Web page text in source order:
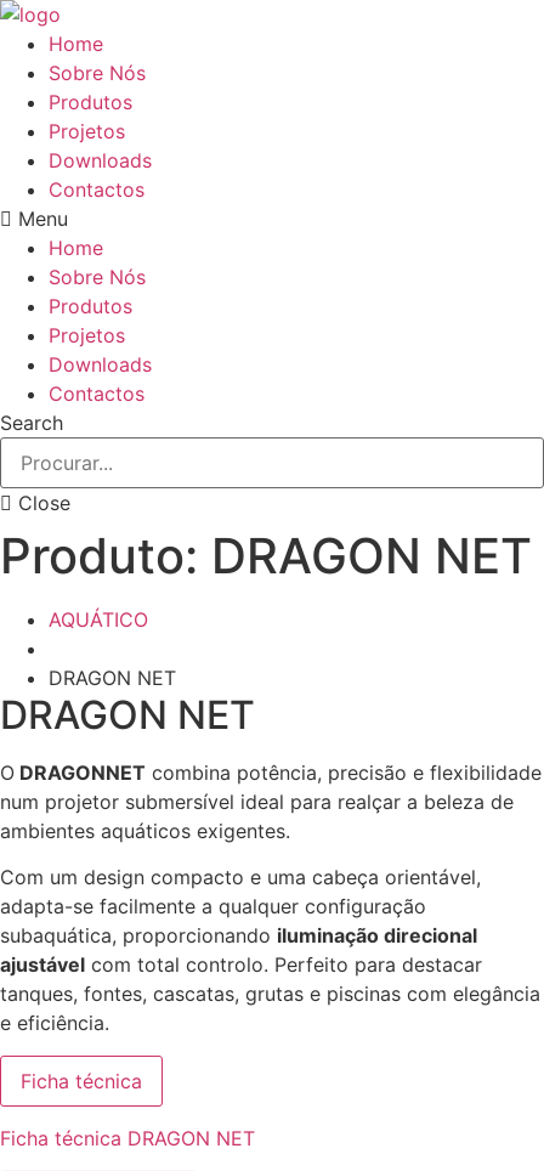
Pular
para
conteúdo
Home
Sobre Nós
Produtos
Projetos
Downloads
Contactos
Menu
Home
Sobre Nós
Produtos
Projetos
Downloads
Contactos
Search
Close
Produto: DRAGON NET
AQUÁTICO
DRAGON NET
DRAGON NET
O DRAGONNET combina potência, precisão e flexibilidade
num projetor submersível ideal para realçar a beleza de
ambientes aquáticos exigentes.
Com um design compacto e uma cabeça orientável,
adapta-se facilmente a qualquer configuração
subaquática, proporcionando iluminação direcional
ajustável com total controlo. Perfeito para destacar
tanques, fontes, cascatas, grutas e piscinas com elegância
e eficiência.
Ficha técnica
Ficha técnica DRAGON NET